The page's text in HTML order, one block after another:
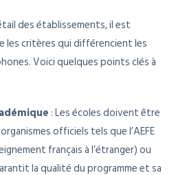
des établissements, il est
les critères qui différencient les
Voici quelques points clés à
: Les écoles doivent être
officiels tels que l’AEFE
français à l’étranger) ou
la qualité du programme et sa